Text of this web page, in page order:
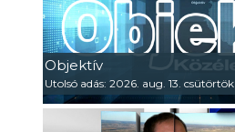
Objektív
Utolsó adás: 2026. aug. 13. csütörtök